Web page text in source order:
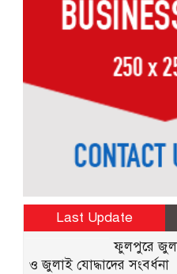
Last Update
ফুলপুরে
ও জুলাই যোদ্ধাদের সংবর্ধনা